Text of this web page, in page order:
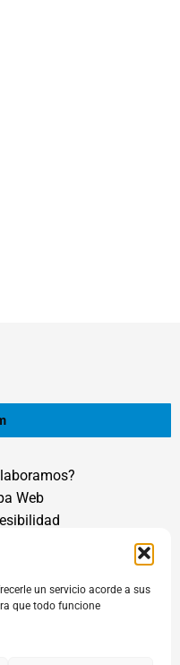
un servicio acorde a sus
que todo funcione
Web
Islas Canarias.